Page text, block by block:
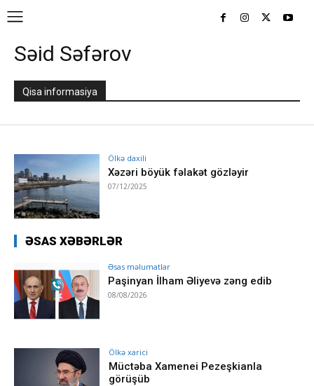
Səid Səfərov
Qisa informasiya
Ölkə daxili
Xəzəri böyük fəlakət gözləyir
07/12/2025
ƏSAS XƏBƏRLƏR
Əsas məlumatlar
Paşinyan İlham Əliyevə zəng edib
08/08/2026
Ölkə xarici
Müctəba Xamenei Pezeşkianla
görüşüb